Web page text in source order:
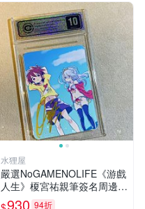
水狸屋
嚴選NoGAMENOLIFE《游戲
人生》榎宮祐親筆簽名周邊手
寫限量款，3寸照片含原裝卡
930 94折